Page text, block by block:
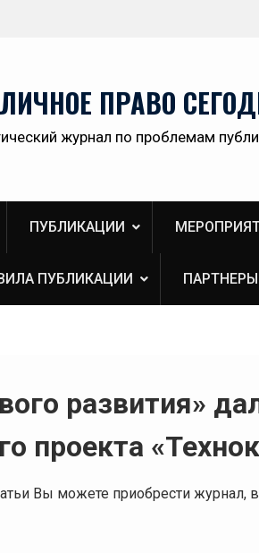
«Административный порядок
публично-правовых споров и
медицина» II Донбасского
ПРАВО
журнал по проблемам
ПУБЛИКАЦИИ
ПУБЛИКАЦИИ ПАРТНЕРЫ
развития»
проекта
Вы можете приобрести